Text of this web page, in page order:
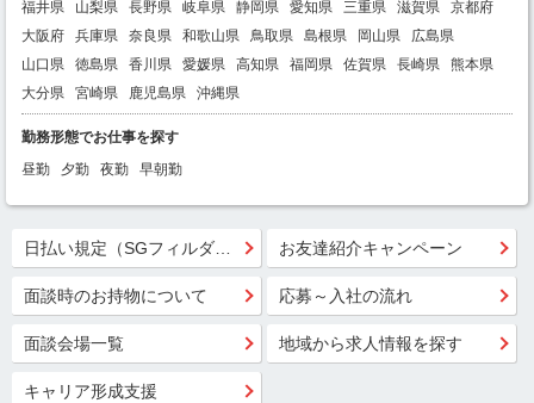
福井県
山梨県 長野県 岐阜県 静岡県 愛知県 三重県 滋賀県
京都府
大阪府
兵庫県 奈良県 和歌山県 鳥取県 島根県 岡山県
広島県
山口県
徳島県 香川県 愛媛県 高知県 福岡県 佐賀県 長崎県
熊本県
大分県
宮崎県 鹿児島県 沖縄県
勤務形態でお仕事を探す
昼勤
夕勤 夜勤 早朝勤
お友達紹介キャンペーン
面談時のお持物について 応募～入社の流れ
面談会場一覧 地域から求人情報を探す
キャリア形成支援